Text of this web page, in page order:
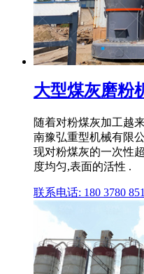
大型煤灰磨粉
随着对粉煤灰加工越
南豫弘重型机械有限
现对粉煤灰的一次性
度均匀,表面的活性 .
联系电话: 180 3780